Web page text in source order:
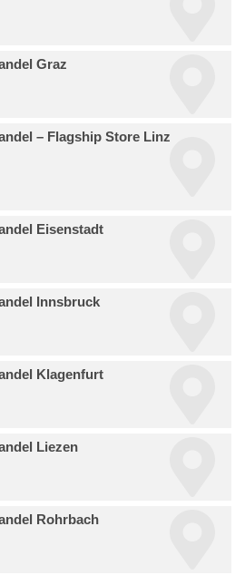
Graz
– Flagship Store Linz
Eisenstadt
Innsbruck
Klagenfurt
Liezen
Rohrbach